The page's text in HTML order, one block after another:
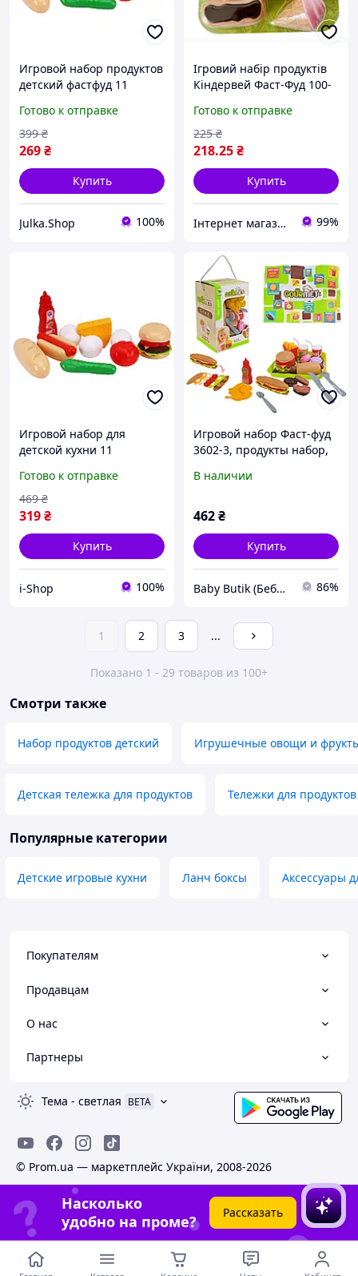
Игровой набор продуктов
детский фастфуд 11
бургер для детской кухни
и ролевых игр
Готово к отправке
269₴
399 ₴
Купить
Julka.Shop 100%
Ігровий набір продуктів
Кіндервей Фаст-Фуд 100-
Готово к отправке
218.25₴
225 ₴
Купить
Інтернет магазин "Toyjoy" 99%
Игровой набор для
детской кухни 11
бургер хотдог пластик для
сюжетных игр
Готово к отправке
319₴
469 ₴
Купить
i-Shop 100%
Игровой набор Фаст-фуд
3602-3, продукты набор,
В наличии
462₴
Купить
Baby Butik (Беби Бутик) 86%
1 2 3 ...
Показано 1 - 29 товаров из 100+
Смотри также
Набор продуктов детский Игрушечные овощи и
Детская тележка для продуктов Тележки для продуктов
Популярные категории
Детские игровые кухни Ланч боксы Аксессуары
Покупателям
Продавцам
О нас
Партнеры
Тема - светлая BETA
© Prom.ua — маркетплейс України, 2008-2026
Насколько
удобно на проме?
Рассказать